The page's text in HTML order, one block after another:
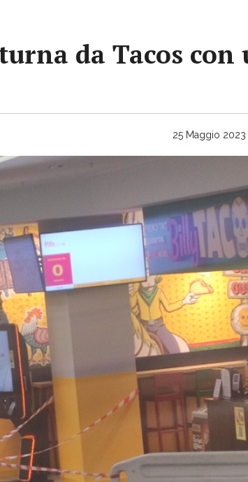
da Tacos con
25 Maggio 2023